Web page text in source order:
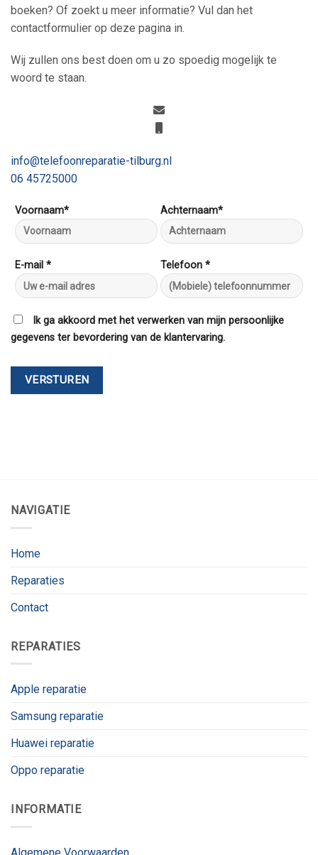
boeken? Of zoekt u meer informatie? Vul dan het
contactformulier op deze pagina in.
Wij zullen ons best doen om u zo spoedig mogelijk te
woord te staan.
info@telefoonreparatie-tilburg.nl
06 45725000
Voornaam* Achternaam*
E-mail * Telefoon *
Ik ga akkoord met het verwerken van mijn persoonlijke
gegevens ter bevordering van de klantervaring.
NAVIGATIE
Home
Reparaties
Contact
REPARATIES
Apple reparatie
Samsung reparatie
Huawei reparatie
Oppo reparatie
INFORMATIE